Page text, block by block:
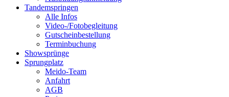
Tandemspringen
Alle Infos
Video-/Fotobegleitung
Gutscheinbestellung
Terminbuchung
Showsprünge
Sprungplatz
Meido-Team
Anfahrt
AGB